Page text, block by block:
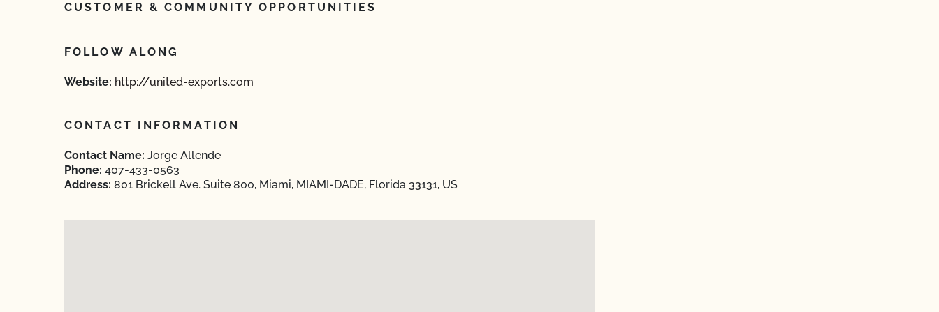
CUSTOMER & COMMUNITY OPPORTUNITIES
FOLLOW ALONG
Website: http://united-exports.com
CONTACT INFORMATION
Contact Name: Jorge Allende
Phone: 407-433-0563
Address: 801 Brickell Ave. Suite 800, Miami, MIAMI-DADE, Florida 33131, US